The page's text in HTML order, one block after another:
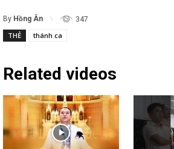
By Hồng Ân 347
THẺ thánh ca
Related videos